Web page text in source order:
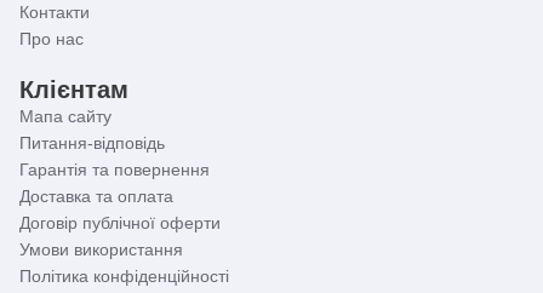
Контакти
Про нас
Клієнтам
Мапа сайту
Питання-відповідь
Гарантія та повернення
Доставка та оплата
Договір публічної оферти
Умови використання
Політика конфіденційності